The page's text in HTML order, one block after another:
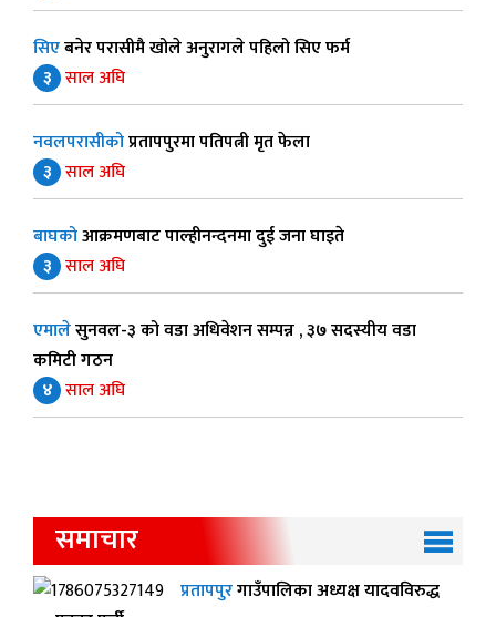
सिएबनेर परासीमै खोले अनुरागले पहिलो सिए फर्म
३ साल अघि
नवलपरासीकोप्रतापपुरमा पतिपत्नी मृत फेला
३ साल अघि
बाघकोआक्रमणबाट पाल्हीनन्दनमा दुई जना घाइते
३ साल अघि
एमालेसुनवल-३ को वडा अधिवेशन सम्पन्न , ३७ सदस्यीय वडा
कमिटी गठन
४ साल अघि
समाचार
प्रतापपुरगाउँपालिका अध्यक्ष यादवविरुद्ध